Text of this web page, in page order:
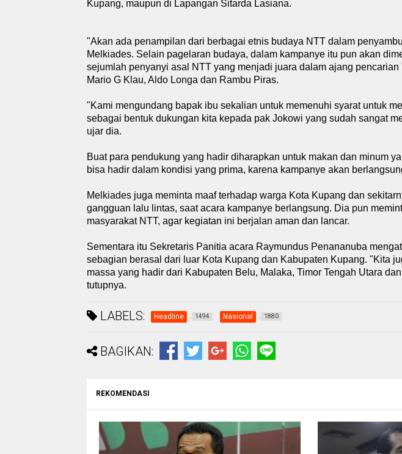
Kupang, maupun di Lapangan Sitarda Lasiana.
"Akan ada penampilan dari berbagai etnis budaya NTT dalam
Melkiades. Selain pagelaran budaya, dalam kampanye itu pun akan
sejumlah penyanyi asal NTT yang menjadi juara dalam ajang
Mario G Klau, Aldo Longa dan Rambu Piras.
"Kami mengundang bapak ibu sekalian untuk memenuhi syarat untuk
sebagai bentuk dukungan kita kepada pak Jokowi yang sudah sangat
ujar dia.
Buat para pendukung yang hadir diharapkan untuk makan dan minum
bisa hadir dalam kondisi yang prima, karena kampanye akan
Melkiades juga meminta maaf terhadap warga Kota Kupang dan
gangguan lalu lintas, saat acara kampanye berlangsung. Dia pun
masyarakat NTT, agar kegiatan ini berjalan aman dan lancar.
Sementara itu Sekretaris Panitia acara Raymundus Penananuba
sebagian berasal dari luar Kota Kupang dan Kabupaten Kupang. "Kita
massa yang hadir dari Kabupaten Belu, Malaka, Timor Tengah Utara
tutupnya.
LABELS: Headline 1494 Nasional 1880
BAGIKAN:
REKOMENDASI